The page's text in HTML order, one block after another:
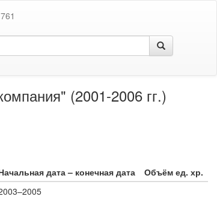
(2001-2006 гг.)
дата – конечная дата
Объём ед. хр.